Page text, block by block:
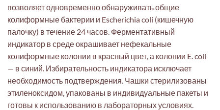
позволяет одновременно обнаруживать общие
колиформные бактерии и Escherichia coli (кишечную
палочку) в течение 24 часов. Ферментативный
индикатор в среде окрашивает нефекальные
колиформные колонии в красный цвет, а колонии E. coli
— в синий. Избирательность индикатора исключает
необходимость подтверждения. Чашки стерилизованы
этиленоксидом, упакованы в индивидуальные пакеты и
готовы к использованию в лабораторных условиях.